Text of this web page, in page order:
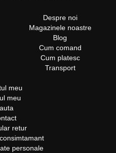
Despre noi
Magazinele noastre
Blog
Cum comand
Cum platesc
Transport
meu
meu
retur
personale